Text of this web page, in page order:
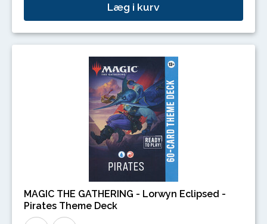
Læg i kurv
MAGIC THE GATHERING - Lorwyn Eclipsed -
Pirates Theme Deck